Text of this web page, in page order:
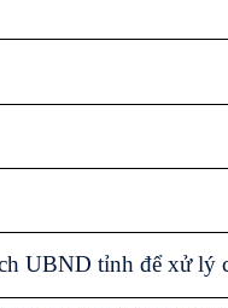
UBND tỉnh để xử lý